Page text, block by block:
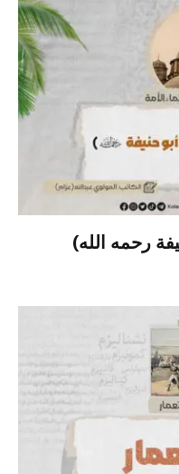
رحمه الله)